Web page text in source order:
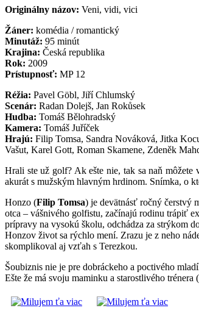
Originálny názov: Veni, vidi, vici
Žáner: komédia / romantický
Minutáž: 95 minút
Krajina: Česká republika
Rok: 2009
Prístupnosť: MP 12
Réžia: Pavel Göbl, Jiří Chlumský
Scenár: Radan Dolejš, Jan Rokůsek
Hudba: Tomáš Bělohradský
Kamera: Tomáš Juříček
Hrajú: Filip Tomsa, Sandra Nováková, Jitka
Vašut, Karel Gott, Roman Skamene, Zdeněk
Hrali ste už golf? Ak ešte nie, tak sa naň
akurát s mužským hlavným hrdinom. Snímka, o
Honzo (Filip Tomsa) je devätnásť ročný čerstvý
otca – vášnivého golfistu, začínajú rodinu trápiť
prípravy na vysokú školu, odchádza za strýkom
Honzov život sa rýchlo mení. Zrazu je z neho
skomplikoval aj vzťah s Terezkou.
Šoubiznis nie je pre dobráckeho a poctivého
Ešte že má svoju maminku a starostlivého trénera (